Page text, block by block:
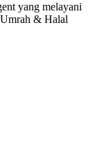
yang melayani
& Halal